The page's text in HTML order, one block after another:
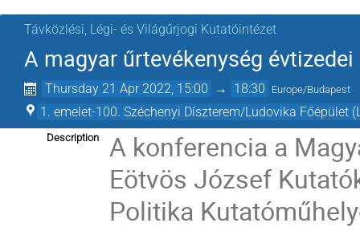
Távközlési, Légi- és Világűrjogi Kutatóintézet
A magyar űrtevékenység évtizedei
Thursday 21 Apr 2022, 15:00 → 18:30 Europe/Budapest
1. emelet-100. Széchenyi Díszterem/Ludovika Főépület
Description
A konferencia a
Eötvös József
Politika